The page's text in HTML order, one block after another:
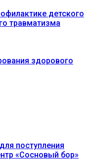
детского
травматизма
здорового
поступления
«Сосновый бор»